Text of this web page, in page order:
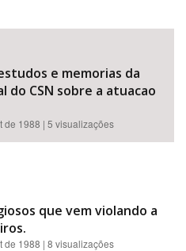
e memorias da
do CSN sobre a atuacao
de 1988 | 5 visualizações
que vem violando a
de 1988 | 8 visualizações